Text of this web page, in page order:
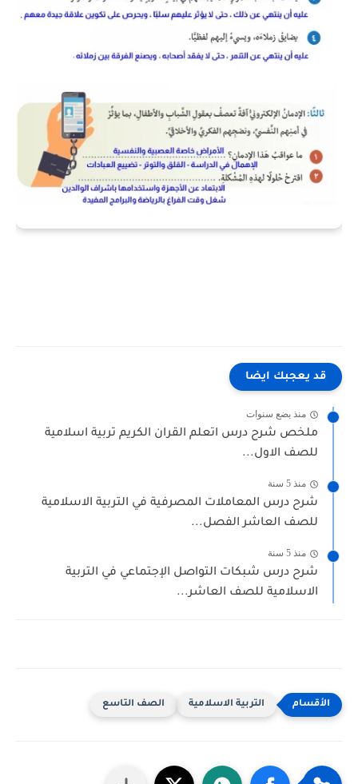
قد يعجبك ايضا
منذ بضع سنوات
ملخص شرح درس اتعلم القران الكريم تربية اسلامية
للصف الاول...
منذ 5 سنة
شرح درس المعاملات المصرفية في التربية الاسلامية
للصف العاشر الفصل...
منذ 5 سنة
شرح درس شبكات التواصل الإجتماعي في التربية
الاسلامية للصف العاشر...
التربية الاسلامية الصف التاسع